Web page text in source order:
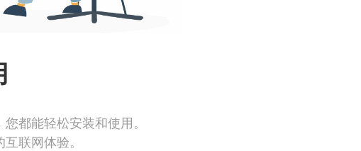
都能轻松安装和使用。
联网体验。